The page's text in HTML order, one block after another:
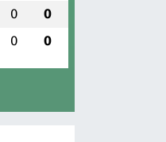
0 0
0 0